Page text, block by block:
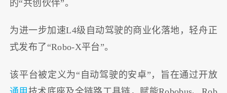
的“共创伙伴”。
为进一步加速L4级自动驾驶的商业化落地，轻舟正
式发布了“Robo-X平台”。
该平台被定义为“自动驾驶的安卓”，旨在通过开放